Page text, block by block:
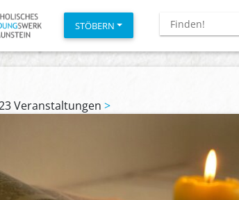
STÖBERN
Veranstaltungen >